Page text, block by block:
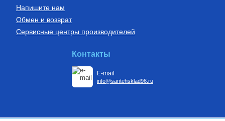
Напишите нам
Обмен и возврат
Сервисные центры производителей
Контакты
E-mail
info@santehsklad96.ru